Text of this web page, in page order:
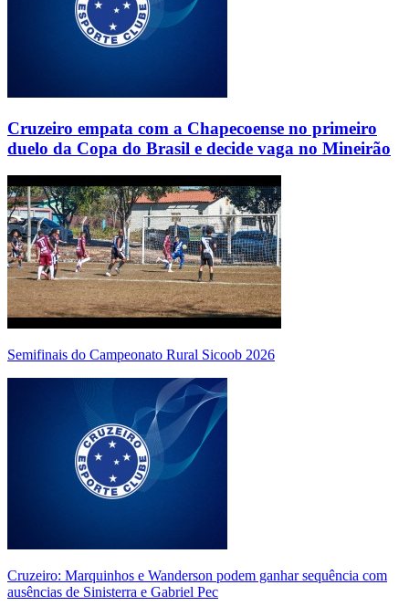
Cruzeiro empata com a Chapecoense no primeiro
duelo da Copa do Brasil e decide vaga no Mineirão
Semifinais do Campeonato Rural Sicoob 2026
Cruzeiro: Marquinhos e Wanderson podem ganhar sequência com
ausências de Sinisterra e Gabriel Pec